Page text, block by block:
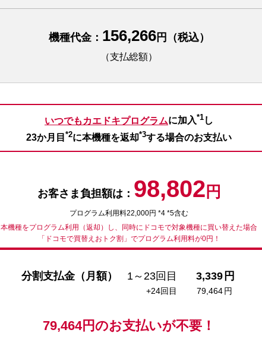
機種代金： 156,266円（税込）
（支払総額）
いつでもカエドキプログラムに加入*1 し
23か月目 *2に本機種を返却*3する場合のお支払い
お客さま負担額は： 98,802 円
プログラム利用料22,000円 *4 *5含む
本機種をプログラム利用（返却）し、同時にドコモで対象機種に買い替えた場合
「ドコモで買替えおトク割」でプログラム利用料が0円！
分割支払金（月額） 1～23回目 3,339 円
+24回目 79,464 円
79,464円のお支払いが不要！